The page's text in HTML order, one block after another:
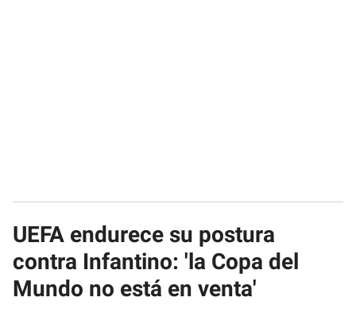
UEFA endurece su postura
contra Infantino: 'la Copa del
Mundo no está en venta'